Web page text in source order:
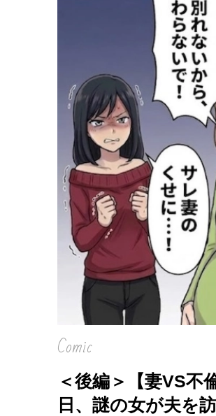
Comic
＜後編＞【妻VS不
日、謎の女が夫を